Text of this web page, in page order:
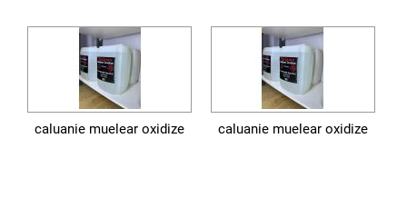
caluanie muelear oxidize caluanie muelear oxidize